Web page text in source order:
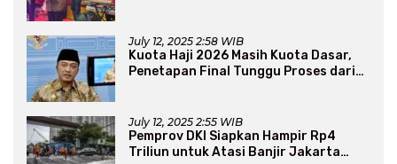
July 12, 2025 2:58 WIB
Kuota Haji 2026 Masih Kuota Dasar,
Penetapan Final Tunggu Proses dari
July 12, 2025 2:55 WIB
Pemprov DKI Siapkan Hampir Rp4
Triliun untuk Atasi Banjir Jakarta